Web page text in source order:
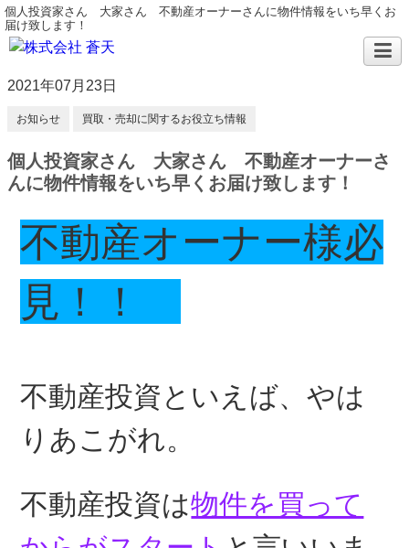
個人投資家さん 大家さん 不動産オーナーさんに物件情報をいち早くお
届け致します！
2021年07月23日
お知らせ 買取・売却に関するお役立ち情報
個人投資家さん 大家さん 不動産オーナーさ
んに物件情報をいち早くお届け致します！
不動産オーナー様必
見！！
不動産投資といえば、やは
りあこがれ。
不動産投資は物件を買って